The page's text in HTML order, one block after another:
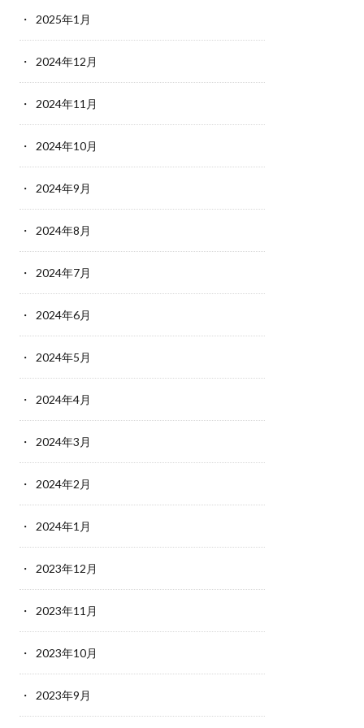
2025年1月
2024年12月
2024年11月
2024年10月
2024年9月
2024年8月
2024年7月
2024年6月
2024年5月
2024年4月
2024年3月
2024年2月
2024年1月
2023年12月
2023年11月
2023年10月
2023年9月